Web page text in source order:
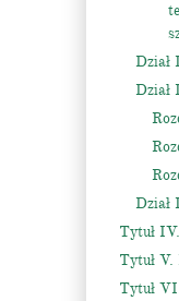
Dział
Dział
Dział
Tytuł
Tytuł V.
Tytuł